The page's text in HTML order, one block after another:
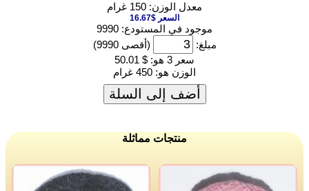
معدل الوزن: 150 غرام
السعر $16.67
موجود في المستودع: 9990
مبلغ:
(أقصى 9990)
سعر 3 هو:
$ 50.01
الوزن هو:450 غرام
أضف إلى السلة
منتجات مماثلة